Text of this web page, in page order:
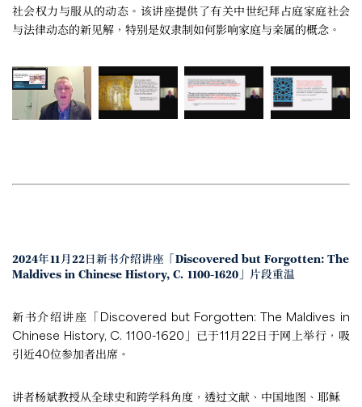
社会权力与服从的动态。该讲座提供了有关中世纪拜占庭家庭社会
与法律动态的新见解，特别是奴隶制如何影响家庭与亲属的概念。
2024年11月22日新书介绍讲座「Discovered but Forgotten: The
Maldives in Chinese History, C. 1100-1620」片段重温
新书介绍讲座「Discovered but Forgotten: The Maldives in
Chinese History, C. 1100-1620」已于11月22日于网上举行，吸
引近40位参加者出席。
讲者杨斌教授从全球史和跨学科角度，透过文献、中国地图、耶稣